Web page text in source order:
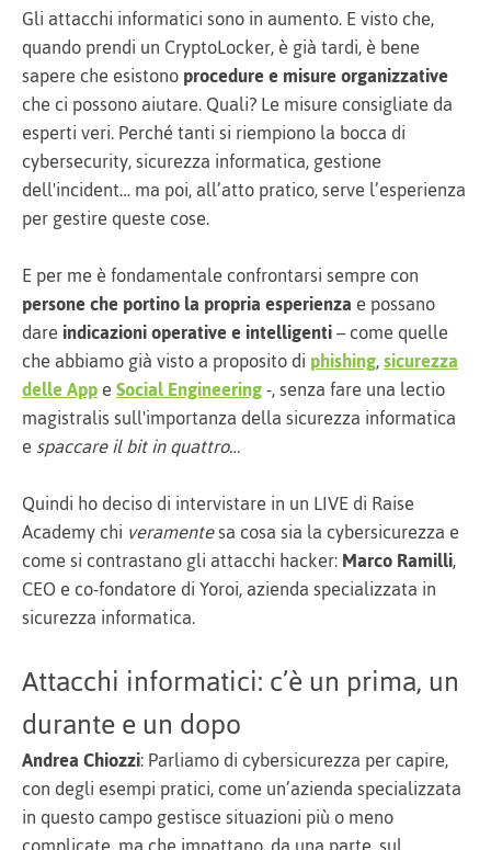
Gli attacchi informatici sono in aumento. E visto che,
quando prendi un CryptoLocker, è già tardi, è bene
sapere che esistonoprocedure e misure organizzative
che ci possono aiutare. Quali? Le misure consigliate da
esperti veri. Perché tanti si riempiono la bocca di
cybersecurity, sicurezza informatica, gestione
dell'incident… ma poi, all’atto pratico, serve l’esperienza
per gestire queste cose.
E per me è fondamentale confrontarsi sempre con
persone che portino la propria esperienzae possano
dareindicazioni operative e intelligenti– come quelle
che abbiamo già visto a proposito diphishing,sicurezza
delle AppeSocial Engineering-, senza fare una lectio
magistralis sull'importanza della sicurezza informatica
espaccare il bit in quattro…
Quindi ho deciso di intervistare in un LIVE di Raise
Academy chi veramentesa cosa sia la cybersicurezza e
come si contrastano gli attacchi hacker:Marco Ramilli,
CEO e co-fondatore di Yoroi, azienda specializzata in
sicurezza informatica.
Attacchi informatici: c’è un prima, un
durante e un dopo
Andrea Chiozzi: Parliamo di cybersicurezza per capire,
con degli esempi pratici, come un’azienda specializzata
in questo campo gestisce situazioni più o meno